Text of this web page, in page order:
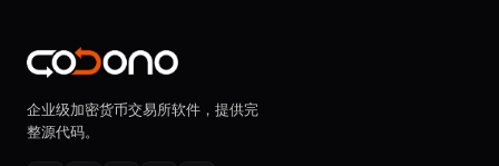
企业级加密货币交易所软件，提供完
整源代码。